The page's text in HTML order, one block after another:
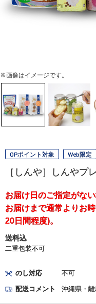
※画像はイメージです。
OPポイント対象 Web限定
［しんや］しんやプ
お届け日のご指定がな
お届けまで通常よりお
20日間程度)。
送料込
二重包装不可
のし対応 不可
配送コメント 沖縄県・